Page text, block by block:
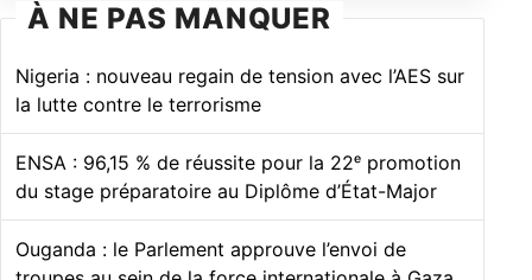
À NE PAS MANQUER
Nigeria : nouveau regain de tension avec l’AES sur
la lutte contre le terrorisme
ENSA : 96,15 % de réussite pour la 22ᵉ promotion
du stage préparatoire au Diplôme d’État-Major
Ouganda : le Parlement approuve l’envoi de